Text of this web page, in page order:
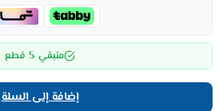
متبقي 5 قطع
إضافة إلى السلة